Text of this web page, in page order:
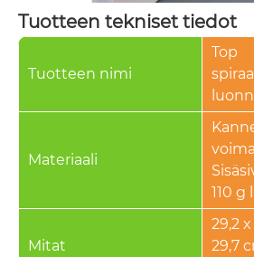
Tuotteen tekniset tiedot
Tuotteen nimi
Top
Materiaali
110
Mitat
29,2
29,7